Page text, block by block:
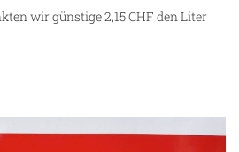
wir günstige 2,15 CHF den Liter